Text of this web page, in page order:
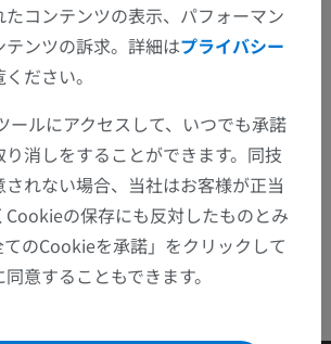
たコンテンツの表示、パフォーマン
テンツの訴求。詳細はプライバシー
ださい。
ールにアクセスして、いつでも承諾
消しをすることができます。同技
れない場合、当社はお客様が正当
Cookieの保存にも反対したものとみ
のCookieを承諾」をクリックして
意することもできます。